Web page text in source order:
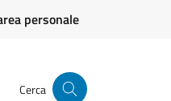
personale
Cerca